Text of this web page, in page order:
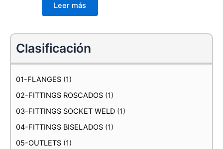
Clasificación
01-FLANGES (1)
02-FITTINGS ROSCADOS (1)
03-FITTINGS SOCKET WELD (1)
04-FITTINGS BISELADOS (1)
05-OUTLETS (1)
Leer más